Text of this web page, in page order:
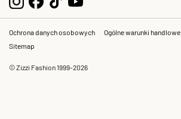
Ochrona danych osobowych Ogólne warunki handlowe
Sitemap
© Zizzi Fashion 1999-2026